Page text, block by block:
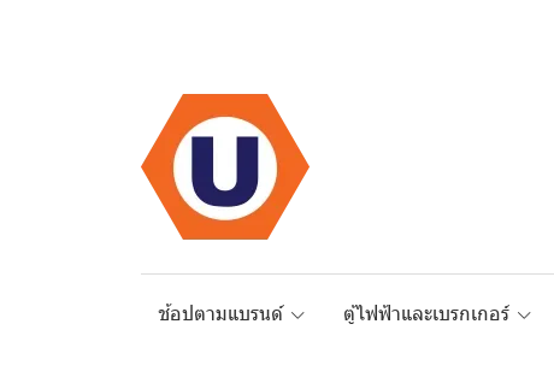
ช้อปตามแบรนด์ ตู้ไฟฟ้าและเบรกเกอร์